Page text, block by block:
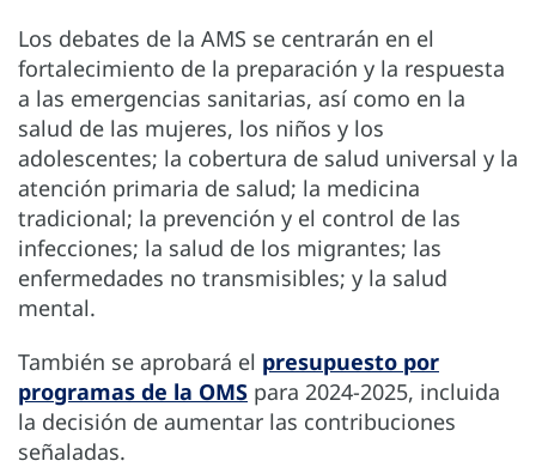
Los debates de la AMS se centrarán en el
fortalecimiento de la preparación y la respuesta
a las emergencias sanitarias, así como en la
salud de las mujeres, los niños y los
adolescentes; la cobertura de salud universal y la
atención primaria de salud; la medicina
tradicional; la prevención y el control de las
infecciones; la salud de los migrantes; las
enfermedades no transmisibles; y la salud
mental.
También se aprobará el presupuesto por
programas de la OMS para 2024-2025, incluida
la decisión de aumentar las contribuciones
señaladas.